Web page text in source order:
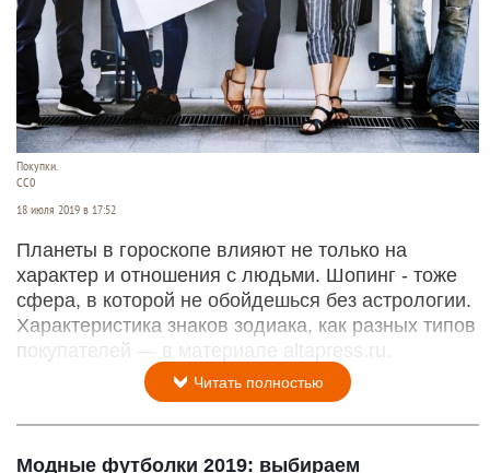
Покупки.
СС0
18 июля 2019 в 17:52
Планеты в гороскопе влияют не только на
характер и отношения с людьми. Шопинг - тоже
сфера, в которой не обойдешься без астрологии.
Характеристика знаков зодиака, как разных типов
покупателей — в материале altapress.ru.
Читать полностью
Модные футболки 2019: выбираем